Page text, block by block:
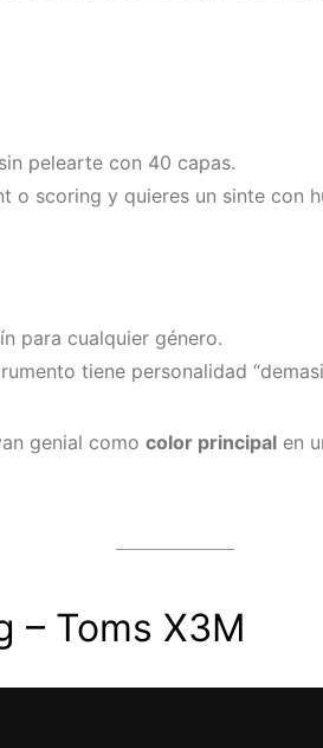
pelearte con 40 capas.
o scoring y quieres un sinte con
para cualquier género.
tiene personalidad
genial como color principal en
– Toms X3M